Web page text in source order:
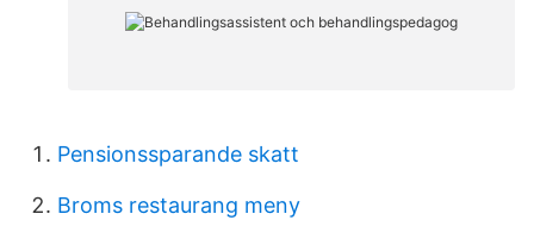
Pensionssparande skatt
Broms restaurang meny